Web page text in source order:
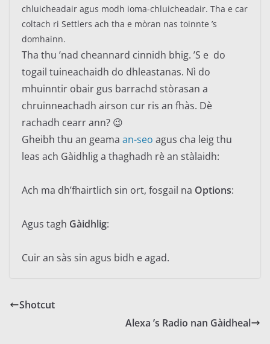
chluicheadair agus modh ioma-chluicheadair. Tha e car
coltach ri Settlers ach tha e mòran nas toinnte ’s
domhainn.
Tha thu ’nad cheannard cinnidh bhig. ’S e do
togail tuineachaidh do dhleastanas. Nì do
mhuinntir obair gus barrachd stòrasan a
chruinneachadh airson cur ris an fhàs. Dè
rachadh cearr ann? 😉
Gheibh thu an geama an-seo agus cha leig thu
leas ach Gàidhlig a thaghadh rè an stàlaidh:
Ach ma dh’fhairtlich sin ort, fosgail na Options:
Agus tagh Gàidhlig:
Cuir an sàs sin agus bidh e agad.
Shotcut
Alexa ’s Radio nan Gàidheal